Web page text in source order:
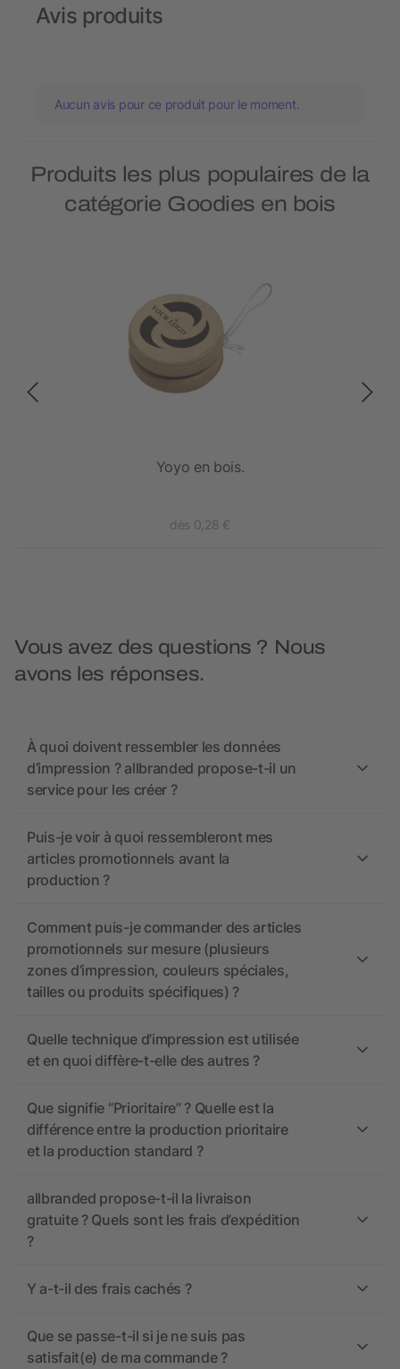
Avis produits
Aucun avis pour ce produit pour le moment.
Produits les plus populaires de la
catégorie Goodies en bois
Yoyo en bois.
dès 0,28 €
Vous avez des questions ? Nous
avons les réponses.
À quoi doivent ressembler les données
d’impression ? allbranded propose-t-il un
service pour les créer ?
Puis-je voir à quoi ressembleront mes
articles promotionnels avant la
production ?
Comment puis-je commander des articles
promotionnels sur mesure (plusieurs
zones d’impression, couleurs spéciales,
tailles ou produits spécifiques) ?
Quelle technique d’impression est utilisée
et en quoi diffère-t-elle des autres ?
Que signifie “Prioritaire” ? Quelle est la
différence entre la production prioritaire
et la production standard ?
allbranded propose-t-il la livraison
gratuite ? Quels sont les frais d’expédition
?
Y a-t-il des frais cachés ?
Que se passe-t-il si je ne suis pas
satisfait(e) de ma commande ?